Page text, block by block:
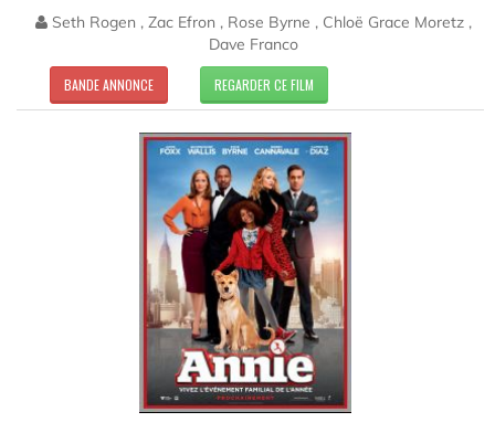
Seth Rogen , Zac Efron , Rose Byrne , Chloë Grace Moretz ,
Dave Franco
BANDE ANNONCE REGARDER CE FILM